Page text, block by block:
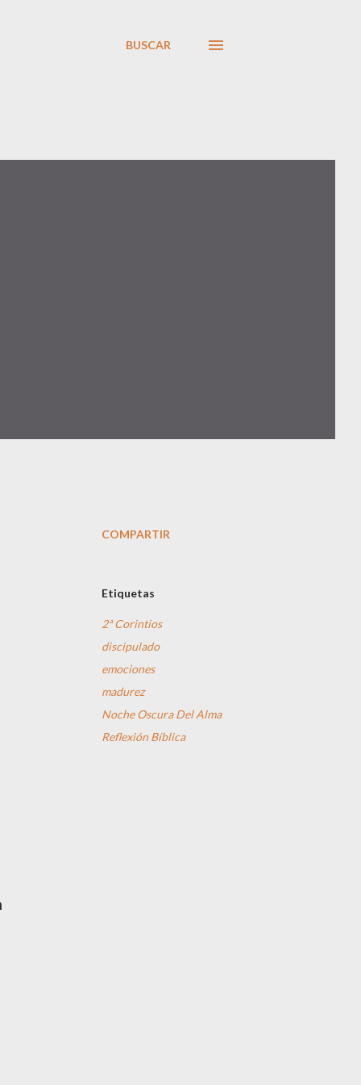
BUSCAR
COMPARTIR
Etiquetas
2ª Corintios
discipulado
emociones
madurez
Noche Oscura Del Alma
Reflexión Bíblica